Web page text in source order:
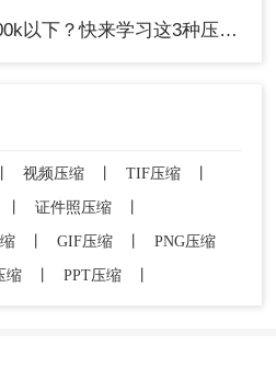
下？快来学习这3种压缩方法！
视频压缩 TIF压缩
证件照压缩
GIF压缩
PNG压缩
缩 PPT压缩